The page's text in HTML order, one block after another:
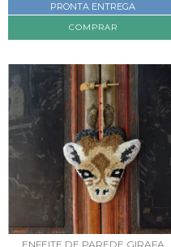
PRONTA ENTREGA
COMPRAR
ENFEITE DE PAREDE GIRAFA